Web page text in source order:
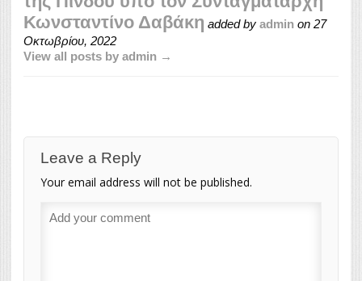
Κωνσταντίνο Δαβάκη added by admin on 27
Οκτωβρίου, 2022
View all posts by admin →
Leave a Reply
Your email address will not be published.